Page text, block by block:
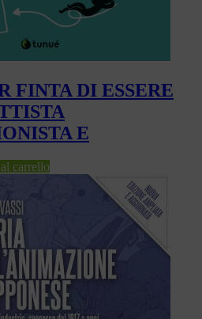
FINTA DI ESSERE
E
carrello